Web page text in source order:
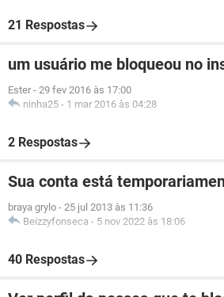
21 Respostas
um usuário me bloqueou no
Ester - 29 fev 2016 às 17:00
ninha25 - 1 mar 2016 às 04:28
2 Respostas
Sua conta está
braya grylo - 25 jul 2013 às 11:36
Beizzyfonseca - 5 nov 2022 às 18:06
40 Respostas